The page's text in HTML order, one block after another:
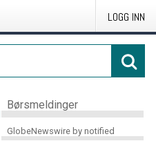
LOGG INN
Børsmeldinger
GlobeNewswire by notified